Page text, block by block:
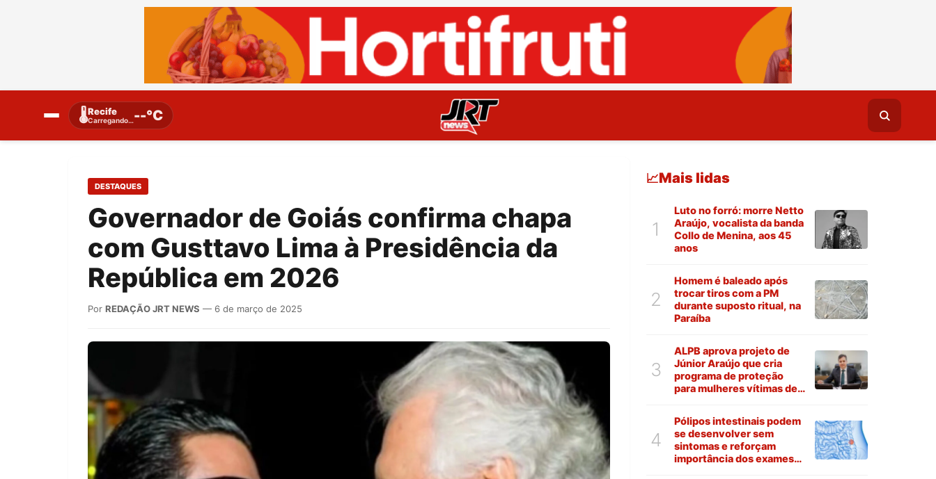
🌡️Recife
Carregando…--°C
DESTAQUES
Governador de Goiás confirma chapa
com Gusttavo Lima à Presidência da
República em 2026
Por REDAÇÃO JRT NEWS — 6 de março de 2025
📈Mais lidas
1
Luto no forró: morre Netto
Araújo, vocalista da banda
Collo de Menina, aos 45
anos
2
Homem é baleado após
trocar tiros com a PM
durante suposto ritual, na
Paraíba
3
ALPB aprova projeto de
Júnior Araújo que cria
programa de proteção
para mulheres vítimas de
4
Pólipos intestinais podem
se desenvolver sem
sintomas e reforçam
importância dos exames